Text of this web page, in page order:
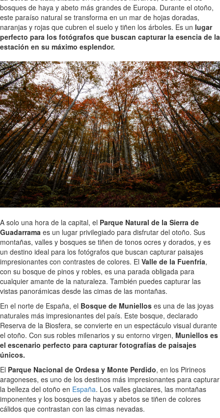
bosques de haya y abeto más grandes de Europa. Durante el otoño,
este paraíso natural se transforma en un mar de hojas doradas,
naranjas y rojas que cubren el suelo y tiñen los árboles. Es un lugar
perfecto para los fotógrafos que buscan capturar la esencia de la
estación en su máximo esplendor.
A solo una hora de la capital, el Parque Natural de la Sierra de
Guadarrama es un lugar privilegiado para disfrutar del otoño. Sus
montañas, valles y bosques se tiñen de tonos ocres y dorados, y es
un destino ideal para los fotógrafos que buscan capturar paisajes
impresionantes con contrastes de colores. El Valle de la Fuenfría,
con su bosque de pinos y robles, es una parada obligada para
cualquier amante de la naturaleza. También puedes capturar las
vistas panorámicas desde las cimas de las montañas.
En el norte de España, el Bosque de Muniellos es una de las joyas
naturales más impresionantes del país. Este bosque, declarado
Reserva de la Biosfera, se convierte en un espectáculo visual durante
el otoño. Con sus robles milenarios y su entorno virgen, Muniellos es
el escenario perfecto para capturar fotografías de paisajes
únicos.
El Parque Nacional de Ordesa y Monte Perdido, en los Pirineos
aragoneses, es uno de los destinos más impresionantes para capturar
la belleza del otoño en España. Los valles glaciares, las montañas
imponentes y los bosques de hayas y abetos se tiñen de colores
cálidos que contrastan con las cimas nevadas.